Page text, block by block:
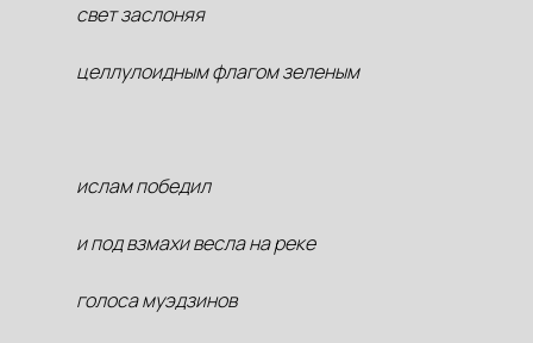
свет заслоняя
целлулоидным флагом зеленым
ислам победил
и под взмахи весла на реке
голоса муэдзинов